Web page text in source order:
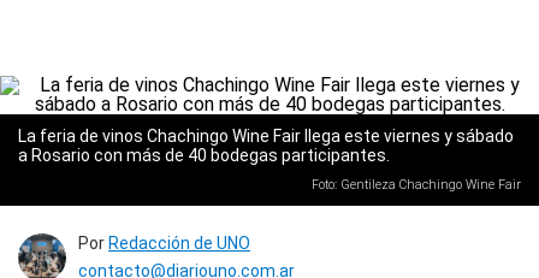
La feria de vinos Chachingo Wine Fair llega este viernes y sábado
a Rosario con más de 40 bodegas participantes.
Foto: Gentileza Chachingo Wine Fair
Por Redacción de UNO
contacto@diariouno.com.ar